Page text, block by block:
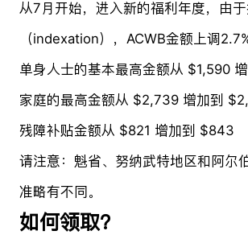
从7月开始，进入新的福利年度，由
（indexation），ACWB金额上调2.7%
单身人士的基本最高金额从 $1,590
家庭的最高金额从 $2,739 增加到
残障补贴金额从 $821 增加到 $843
请注意：魁省、努纳武特地区和阿尔
准略有不同。
如何领取？